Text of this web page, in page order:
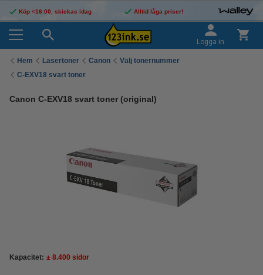
Köp <16:00, skickas idag Alltid låga priser!
Logga in
Hem Lasertoner Canon
Välj tonernummer
C-EXV18 svart toner
Canon C-EXV18 svart toner (original)
Kapacitet: ± 8.400 sidor